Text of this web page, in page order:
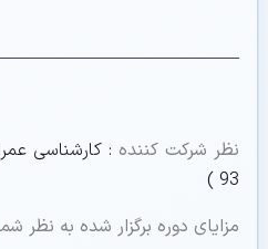
نظر شرکت کننده
93 )
مزایای دوره برگزار شده به نظر